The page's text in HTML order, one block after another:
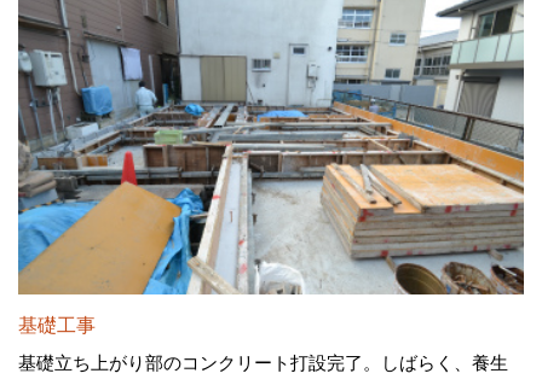
基礎工事
基礎立ち上がり部のコンクリート打設完了。しばらく、養生